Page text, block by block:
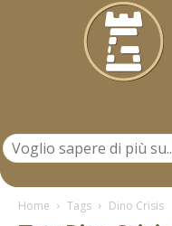
Home Tags Dino Crisis